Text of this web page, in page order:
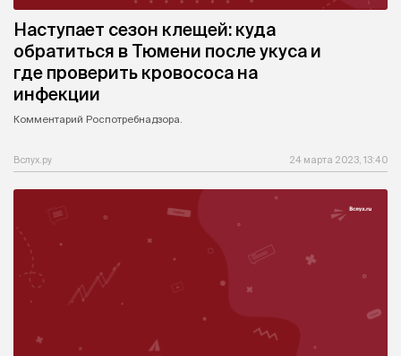
Наступает сезон клещей: куда
обратиться в Тюмени после укуса и
где проверить кровососа на
инфекции
Комментарий Роспотребнадзора.
Вслух.ру 24 марта 2023, 13:40